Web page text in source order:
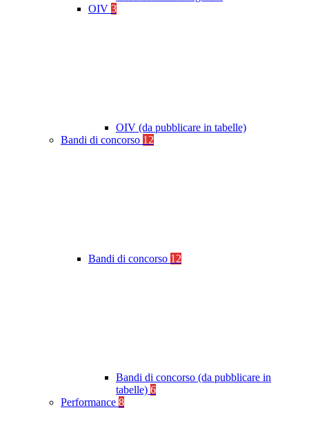
OIV 3
OIV (da pubblicare in tabelle)
Bandi di concorso 12
Bandi di concorso 12
Bandi di concorso (da pubblicare in
tabelle) 6
Performance 8